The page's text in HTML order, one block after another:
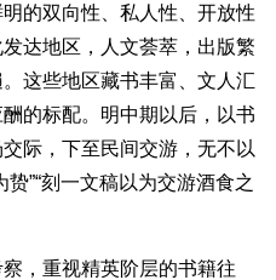
双向性、私人性、开放性
达地区，人文荟萃，出版繁
这些地区藏书丰富、文人汇
的标配。明中期以后，以书
际，下至民间交游，无不以
”“刻一文稿以为交游酒食之
，重视精英阶层的书籍往